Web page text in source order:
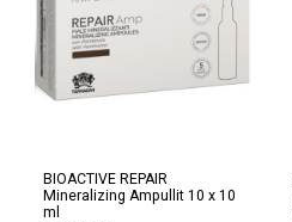
BIOACTIVE REPAIR
Mineralizing Ampullit 10 x 10
ml